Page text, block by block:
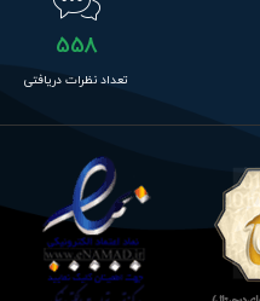
558
تعداد نظرات دریافتی